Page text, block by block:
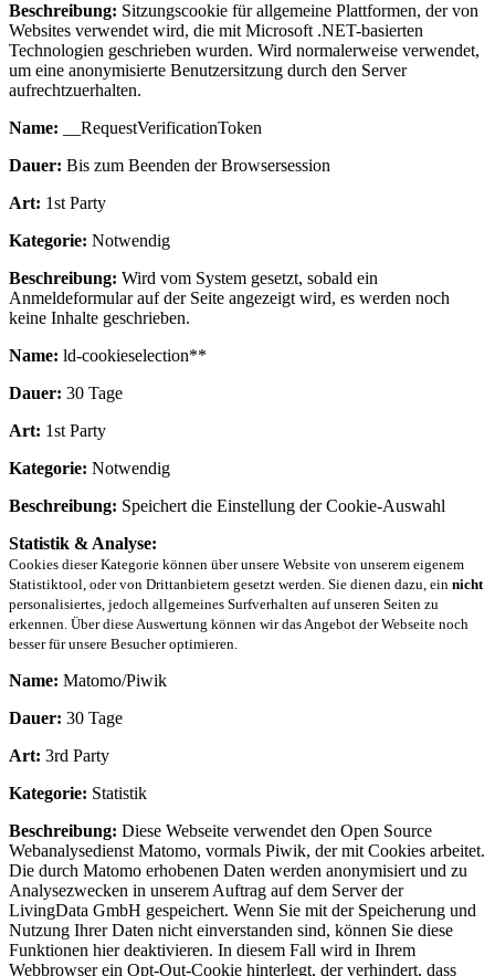
Beschreibung: Sitzungscookie für allgemeine Plattformen, der von
Websites verwendet wird, die mit Microsoft .NET-basierten
Technologien geschrieben wurden. Wird normalerweise verwendet,
um eine anonymisierte Benutzersitzung durch den Server
aufrechtzuerhalten.
Name: __RequestVerificationToken
Dauer: Bis zum Beenden der Browsersession
Art: 1st Party
Kategorie: Notwendig
Beschreibung: Wird vom System gesetzt, sobald ein
Anmeldeformular auf der Seite angezeigt wird, es werden noch
keine Inhalte geschrieben.
Name: ld-cookieselection**
Dauer: 30 Tage
Art: 1st Party
Kategorie: Notwendig
Beschreibung: Speichert die Einstellung der Cookie-Auswahl
Statistik & Analyse:
Cookies dieser Kategorie können über unsere Website von unserem eigenem
Statistiktool, oder von Drittanbietern gesetzt werden. Sie dienen dazu, ein nicht
personalisiertes, jedoch allgemeines Surfverhalten auf unseren Seiten zu
erkennen. Über diese Auswertung können wir das Angebot der Webseite noch
besser für unsere Besucher optimieren.
Name: Matomo/Piwik
Dauer: 30 Tage
Art: 3rd Party
Kategorie: Statistik
Beschreibung: Diese Webseite verwendet den Open Source
Webanalysedienst Matomo, vormals Piwik, der mit Cookies arbeitet.
Die durch Matomo erhobenen Daten werden anonymisiert und zu
Analysezwecken in unserem Auftrag auf dem Server der
LivingData GmbH gespeichert. Wenn Sie mit der Speicherung und
Nutzung Ihrer Daten nicht einverstanden sind, können Sie diese
Funktionen hier deaktivieren. In diesem Fall wird in Ihrem
Webbrowser ein Opt-Out-Cookie hinterlegt, der verhindert, dass